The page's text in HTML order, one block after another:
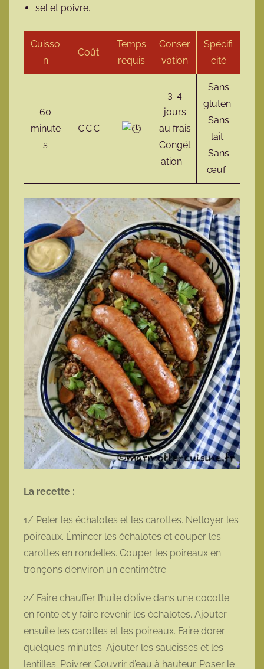
sel et poivre.
Cuisso
n
Coût
Temps
requis
Conser
vation
Spécifi
cité
60
minute
s
€€€
3-4
jours
au frais
Congél
ation
Sans
gluten
Sans
lait
Sans
œuf
La recette :
1/ Peler les échalotes et les carottes. Nettoyer les
poireaux. Émincer les échalotes et couper les
carottes en rondelles. Couper les poireaux en
tronçons d’environ un centimètre.
2/ Faire chauffer l’huile d’olive dans une cocotte
en fonte et y faire revenir les échalotes. Ajouter
ensuite les carottes et les poireaux. Faire dorer
quelques minutes. Ajouter les saucisses et les
lentilles. Poivrer. Couvrir d’eau à hauteur. Poser le